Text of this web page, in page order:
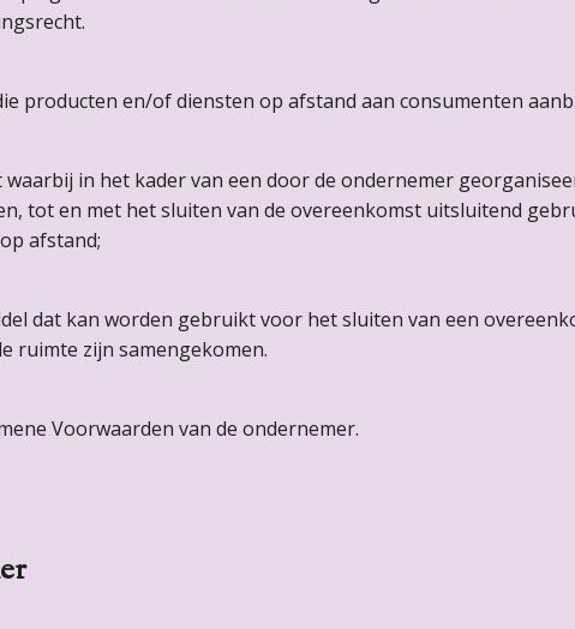
producten en/of diensten op afstand aan consumenten
in het kader van een door de ondernemer
tot en met het sluiten van de overeenkomst uitsluitend
afstand;
dat kan worden gebruikt voor het sluiten van een
ruimte zijn samengekomen.
Voorwaarden van de ondernemer.